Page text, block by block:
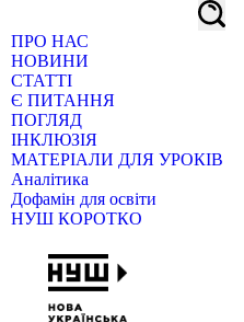
ПРО НАС
НОВИНИ
СТАТТІ
Є ПИТАННЯ
ПОГЛЯД
ІНКЛЮЗІЯ
МАТЕРІАЛИ ДЛЯ УРОКІВ
Аналітика
Дофамін для освіти
НУШ КОРОТКО